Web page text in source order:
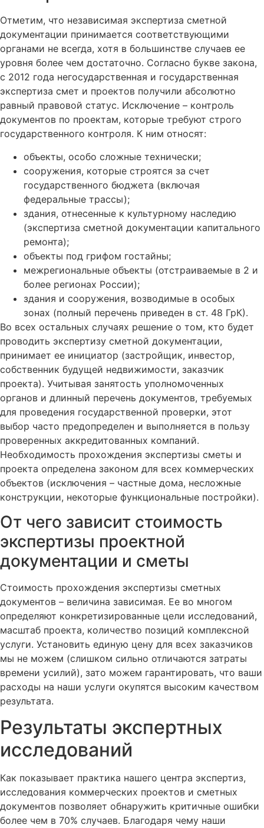
Отметим, что независимая экспертиза сметной
документации принимается соответствующими
органами не всегда, хотя в большинстве случаев ее
уровня более чем достаточно. Согласно букве закона,
с 2012 года негосударственная и государственная
экспертиза смет и проектов получили абсолютно
равный правовой статус. Исключение – контроль
документов по проектам, которые требуют строго
государственного контроля. К ним относят:
объекты, особо сложные технически;
сооружения, которые строятся за счет
государственного бюджета (включая
федеральные трассы);
здания, отнесенные к культурному наследию
(экспертиза сметной документации капитального
ремонта);
объекты под грифом гостайны;
межрегиональные объекты (отстраиваемые в 2 и
более регионах России);
здания и сооружения, возводимые в особых
зонах (полный перечень приведен в ст. 48 ГрК).
Во всех остальных случаях решение о том, кто будет
проводить экспертизу сметной документации,
принимает ее инициатор (застройщик, инвестор,
собственник будущей недвижимости, заказчик
проекта). Учитывая занятость уполномоченных
органов и длинный перечень документов, требуемых
для проведения государственной проверки, этот
выбор часто предопределен и выполняется в пользу
проверенных аккредитованных компаний.
Необходимость прохождения экспертизы сметы и
проекта определена законом для всех коммерческих
объектов (исключения – частные дома, несложные
конструкции, некоторые функциональные постройки).
От чего зависит стоимость
экспертизы проектной
документации и сметы
Стоимость прохождения экспертизы сметных
документов – величина зависимая. Ее во многом
определяют конкретизированные цели исследований,
масштаб проекта, количество позиций комплексной
услуги. Установить единую цену для всех заказчиков
мы не можем (слишком сильно отличаются затраты
времени усилий), зато можем гарантировать, что ваши
расходы на наши услуги окупятся высоким качеством
результата.
Результаты экспертных
исследований
Как показывает практика нашего центра экспертиз,
исследования коммерческих проектов и сметных
документов позволяет обнаружить критичные ошибки
более чем в 70% случаев. Благодаря чему наши